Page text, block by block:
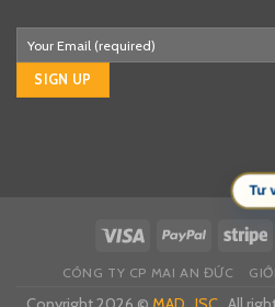
CÔNG TY CP MAI AN ĐỨC
Tư